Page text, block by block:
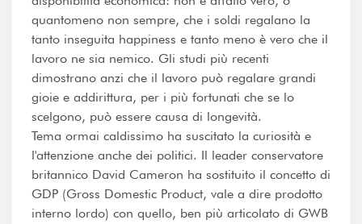
quantomeno non sempre, che i soldi regalano la
tanto inseguita happiness e tanto meno è vero che il
lavoro ne sia nemico. Gli studi più recenti
dimostrano anzi che il lavoro può regalare grandi
gioie e addirittura, per i più fortunati che se lo
scelgono, può essere causa di longevità.
Tema ormai caldissimo ha suscitato la curiosità e
l'attenzione anche dei politici. Il leader conservatore
britannico David Cameron ha sostituito il concetto di
GDP (Gross Domestic Product, vale a dire prodotto
interno lordo) con quello, ben più articolato di GWB